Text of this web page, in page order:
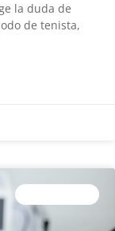
la duda de
de tenista,